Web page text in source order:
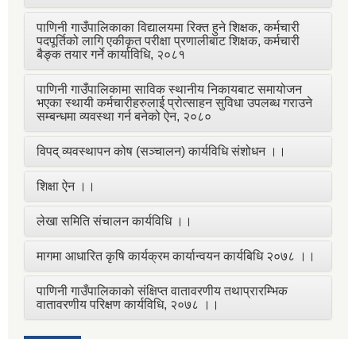
पाणिनी गाउँपालिकाका विद्यालयमा रिक्त हुने शिक्षक, कर्मचारी
पदपूर्तिको लागि एकीकृत परीक्षा प्रणालीबाट शिक्षक, कर्मचारी
बैङ्क तयार गर्ने कार्याविधि, २०८१
पाणिनी गाउँपालिकामा साविक स्थानीय निकायबाट समायोजन
भएका स्थायी कर्मचारीहरुलाई प्रोत्साहन सुविधा उपलब्ध गराउने
सम्बन्धमा व्यवस्था गर्न बनेको ऐन, २०८०
विपद् व्यवस्थापन कोष (सञ्चालन) कार्यविधि संशोधन ।।
शिक्षा ऐन ।।
लेखा समिति संचालन कार्यविधि ।।
मागमा आधारित कृषि कार्यक्रम कार्यान्वयन कार्यबिधि २०७८ ।।
पाणिनी गाउँपालिकाको संक्षिप्त वातावरणीय तथाप्रारम्भिक
वातावरणीय परिक्षण कार्यविधि, २०७८ ।।